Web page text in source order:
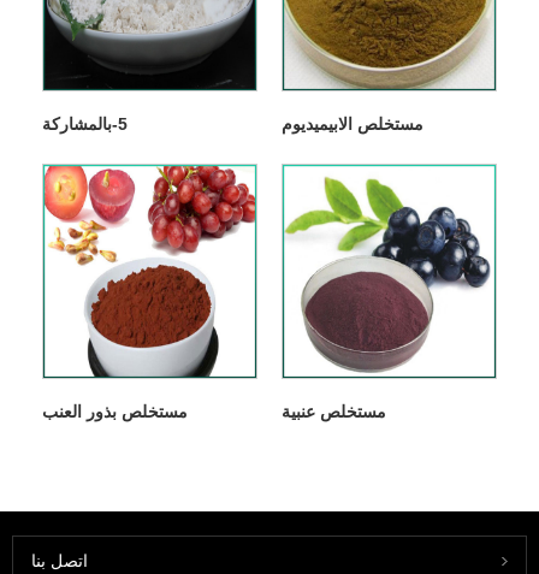
5-بالمشاركة مستخلص الابيميديوم
مستخلص بذور العنب مستخلص عنبية
اتصل بنا